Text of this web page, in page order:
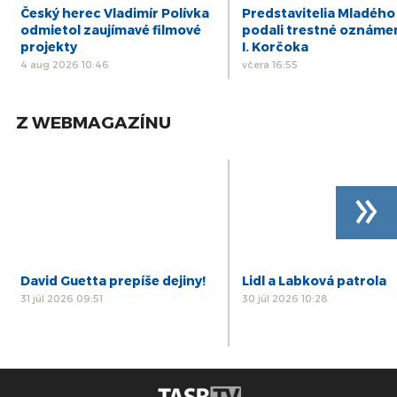
Český herec Vladimír Polívka
odmietol zaujímavé filmové
projekty
4 aug 2026 10:46
Predstavitelia Mladého
podali trestné
I. Korčoka
včera 16:55
Z WEBMAGAZÍNU
David Guetta prepíše dejiny!
31 júl 2026 09:51
Lidl a Labková patrola
30 júl 2026 10:28
»